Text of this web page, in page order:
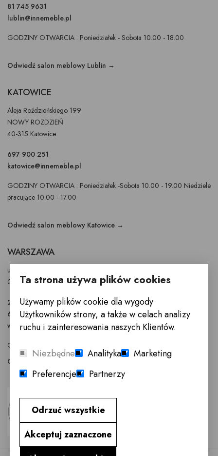
81 745 9631
lublin@innemeble.pl
GODZINY OTWARCIA : Poniedziałek - Sobota 10.00 - 18.00
Odwiedź salon meblowy Lublin →
KATOWICE
Aleja Roździeńskiego 199
NOWY ROZDZIEŃ
40-315 Katowice
697 900 251
katowice@innemeble.pl
GODZINY OTWARCIA : Poniedziałek -Sobota 10.00 - 19.00 Niedziele
pracujące 10.00 - 17.00
Odwiedź salon meblowy Katowice →
WARSZAWA
ul. Puławska 326 - budynek Enel-Med
02-819 Warszawa
22 855 40 97
601 777 299
warszawa@innemeble.pl
GODZINY OTWARCIA : Poniedziałek -Sobota 10.00 - 18.00
Odwiedź salon meblowy Warszawa →
Ta strona używa plików cookies
Używamy plików cookie dla wygody
Użytkowników strony, a także w celach analizy
ruchu i zainteresowania naszych Klientów.
Niezbędne Analityka
Marketing
Preferencje
Partnerzy
Odrzuć wszystkie
Akceptuj zaznaczone